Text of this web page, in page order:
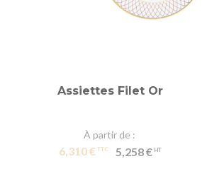
Assiettes Filet Or
À partir de
6,310 € 5,258 €